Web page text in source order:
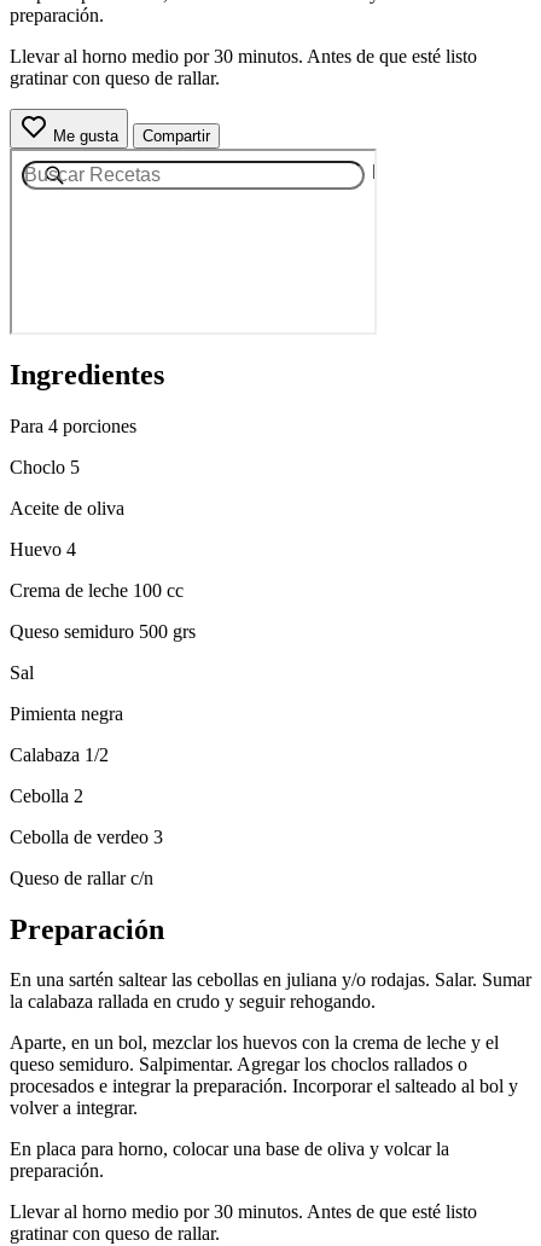
preparación.
Llevar al horno medio por 30 minutos. Antes de que esté listo
gratinar con queso de rallar.
Me gusta Compartir
Ingredientes
Para 4 porciones
Choclo 5
Aceite de oliva
Huevo 4
Crema de leche 100 cc
Queso semiduro 500 grs
Sal
Pimienta negra
Calabaza 1/2
Cebolla 2
Cebolla de verdeo 3
Queso de rallar c/n
Preparación
En una sartén saltear las cebollas en juliana y/o rodajas. Salar. Sumar
la calabaza rallada en crudo y seguir rehogando.
Aparte, en un bol, mezclar los huevos con la crema de leche y el
queso semiduro. Salpimentar. Agregar los choclos rallados o
procesados e integrar la preparación. Incorporar el salteado al bol y
volver a integrar.
En placa para horno, colocar una base de oliva y volcar la
preparación.
Llevar al horno medio por 30 minutos. Antes de que esté listo
gratinar con queso de rallar.